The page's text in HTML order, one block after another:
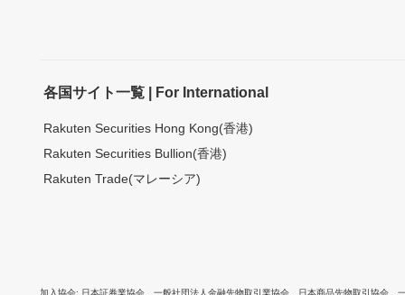
各国サイト一覧 | For International
Rakuten Securities Hong Kong(香港)
Rakuten Securities Bullion(香港)
Rakuten Trade(マレーシア)